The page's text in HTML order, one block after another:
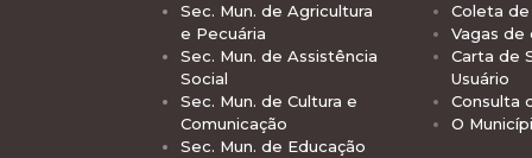
Sec. Mun. de Agricultura
e Pecuária
Sec. Mun. de Assistência
Social
Sec. Mun. de Cultura e
Comunicação
Sec. Mun. de Educação
Coleta de
Vagas
Carta de
Usuário
Consulta
O